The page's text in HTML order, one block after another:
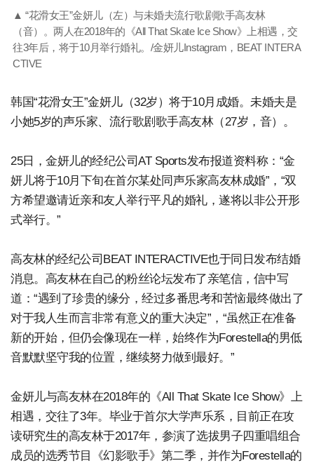
▲ “花滑女王”金妍儿（左）与未婚夫流行歌剧歌手高友林
（音）。两人在2018年的《All That Skate Ice Show》上相遇，交
往3年后，将于10月举行婚礼。/金妍儿Instagram，BEAT INTERA
CTIVE
韩国“花滑女王”金妍儿（32岁）将于10月成婚。未婚夫是
小她5岁的声乐家、流行歌剧歌手高友林（27岁，音）。
25日，金妍儿的经纪公司AT Sports发布报道资料称：“金
妍儿将于10月下旬在首尔某处同声乐家高友林成婚”，“双
方希望邀请近亲和友人举行平凡的婚礼，遂将以非公开形
式举行。”
高友林的经纪公司BEAT INTERACTIVE也于同日发布结婚
消息。高友林在自己的粉丝论坛发布了亲笔信，信中写
道：“遇到了珍贵的缘分，经过多番思考和苦恼最终做出了
对于我人生而言非常有意义的重大决定”，“虽然正在准备
新的开始，但仍会像现在一样，始终作为Forestella的男低
音默默坚守我的位置，继续努力做到最好。”
金妍儿与高友林在2018年的《All That Skate Ice Show》上
相遇，交往了3年。毕业于首尔大学声乐系，目前正在攻
读研究生的高友林于2017年，参演了选拔男子四重唱组合
成员的选秀节目《幻影歌手》第二季，并作为Forestella的